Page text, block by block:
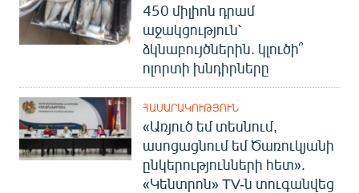
450 միլիոն դրամ
աջակցություն՝
ձկնաբույծներին. կլուծի՞
ոլորտի խնդիրները
ՀԱՍԱՐԱԿՈՒԹՅՈՒՆ
«Առյուծ եմ տեսնում,
ասոցացնում եմ Ծառուկյանի
ընկերությունների հետ».
«Կենտրոն» TV-ն տուգանվեց